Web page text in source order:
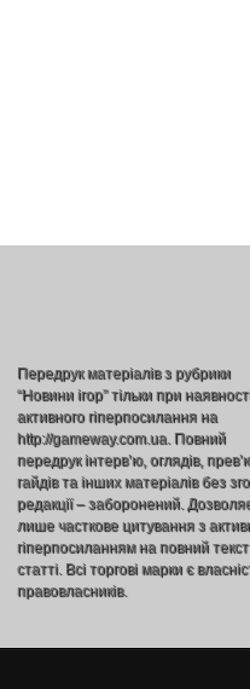
Передрук матеріалів з рубрики
“Новини ігор” тільки при
активного гіперпосилання на
http://gameway.com.ua. Повний
передрук інтерв’ю, оглядів,
гайдів та інших матеріалів без
редакції – заборонений.
лише часткове цитування з
гіперпосиланням на повний текст
статті. Всі торгові марки є
правовласників.